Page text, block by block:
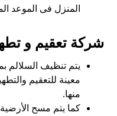
المنزل فى الموعد
شركة تعقيم و
يتم تنظيف السلالم
معينة للتعقيم
منها.
كما يتم مسح الأرضية